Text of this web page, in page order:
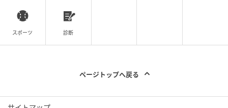
スポーツ 診断
ページトップへ戻る